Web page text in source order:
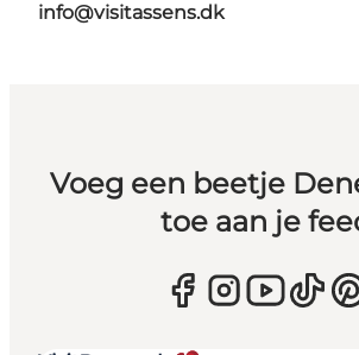
info@visitassens.dk
Voeg een beetje
toe aan je